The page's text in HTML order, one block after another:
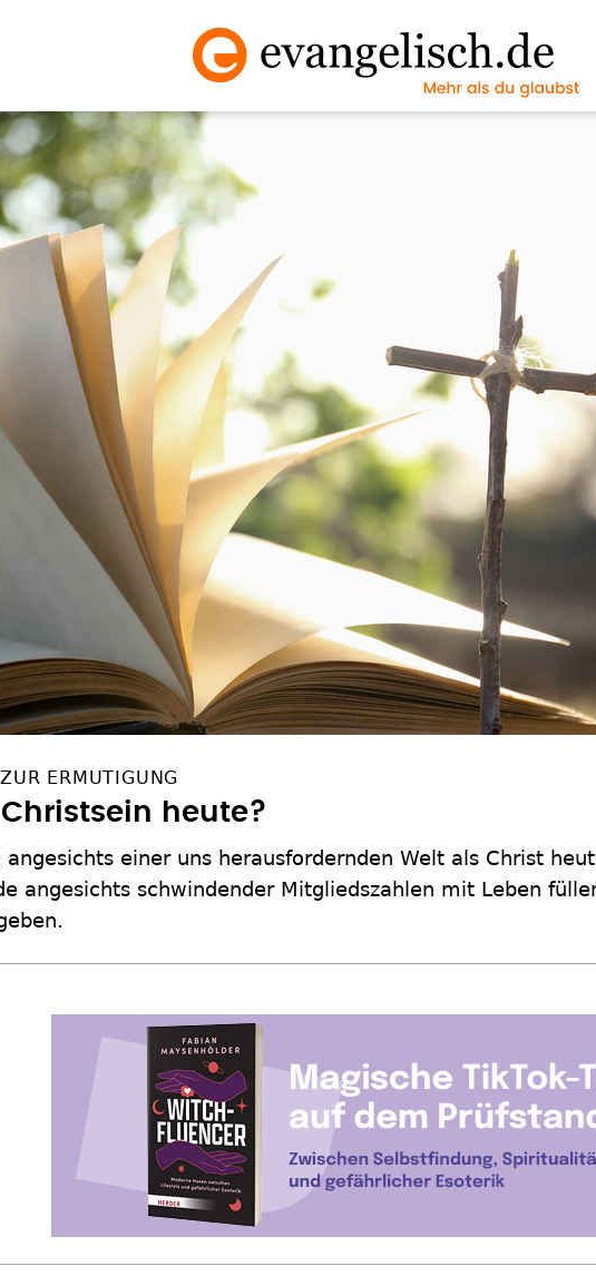
ERMUTIGUNG
heute?
einer uns herausfordernden Welt als Christ
angesichts schwindender Mitgliedszahlen mit Leben